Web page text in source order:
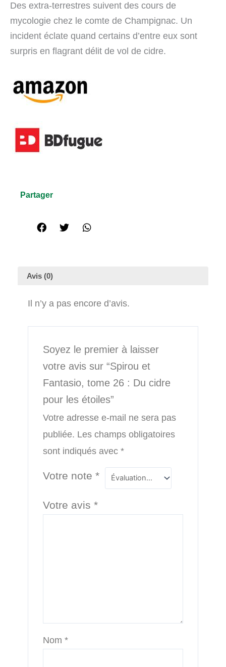
Des extra-terrestres suivent des cours de
mycologie chez le comte de Champignac. Un
incident éclate quand certains d’entre eux sont
surpris en flagrant délit de vol de cidre.
Partager
Avis (0)
Il n’y a pas encore d’avis.
Soyez le premier à laisser
votre avis sur “Spirou et
Fantasio, tome 26 : Du cidre
pour les étoiles”
Votre adresse e-mail ne sera pas
publiée. Les champs obligatoires
sont indiqués avec*
Votre note*
Votre avis*
Nom*